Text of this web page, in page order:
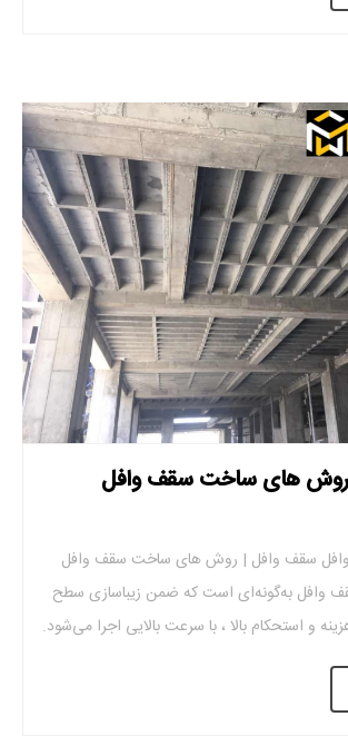
های ساخت سقف وافل
سقف وافل | روش های ساخت سقف وافل
وافل به‌گونه‌ای است که ضمن زیباسازی سطح
و استحکام بالا ، با سرعت بالایی اجرا می‌شود.
می‌توان موارد زیر را نام برد: به
و برشکاری‌های اضافی قالب نیاز ندارد می‌توان